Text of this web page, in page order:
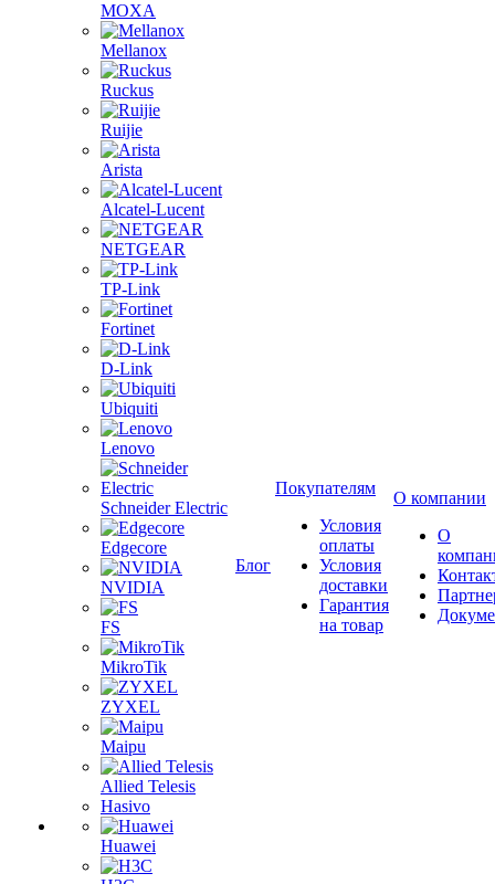
MOXA
Mellanox
Ruckus
Ruijie
Arista
Alcatel-Lucent
NETGEAR
TP-Link
Fortinet
D-Link
Ubiquiti
Lenovo
Schneider Electric
Edgecore
NVIDIA
FS
MikroTik
ZYXEL
Maipu
Allied Telesis
Hasivo
Huawei
Блог
Покупателям
Условия
оплаты
Условия
доставки
Гарантия
на товар
О компании
О